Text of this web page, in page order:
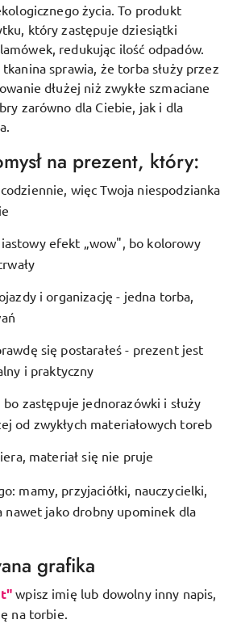
życia. To produkt
który zastępuje dziesiątki
redukując ilość odpadów.
sprawia, że torba służy przez
dłużej niż zwykłe szmaciane
zarówno dla Ciebie, jak i dla
na prezent, który:
więc Twoja niespodzianka
efekt „wow", bo kolorowy
i organizację - jedna torba,
się postarałeś - prezent jest
i praktyczny
zastępuje jednorazówki i służy
od zwykłych materiałowych toreb
materiał się nie pruje
mamy, przyjaciółki, nauczycielki,
nawet jako drobny upominek dla
grafika
wpisz imię lub dowolny inny napis,
na torbie.